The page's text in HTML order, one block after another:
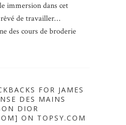
immersion dans cet
rêvé de travailler…
des cours de broderie
FOR JAMES
DES MAINS
DIOR
ON TOPSY.COM